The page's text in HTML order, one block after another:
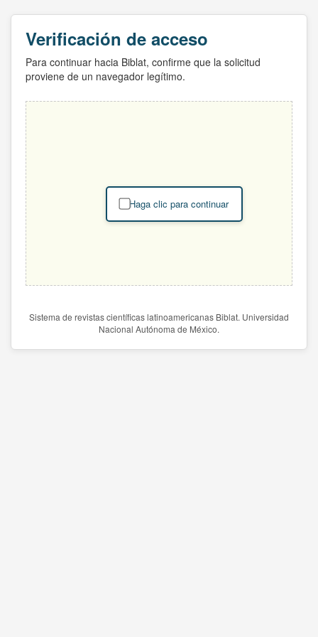
Verificación de acceso
Para continuar hacia Biblat, confirme que la solicitud
proviene de un navegador legítimo.
Haga clic para continuar
Sistema de revistas científicas latinoamericanas Biblat. Universidad
Nacional Autónoma de México.